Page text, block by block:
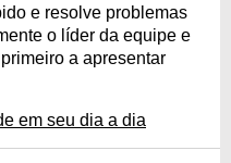
e resolve problemas
o líder da equipe e
a apresentar
em seu dia a dia